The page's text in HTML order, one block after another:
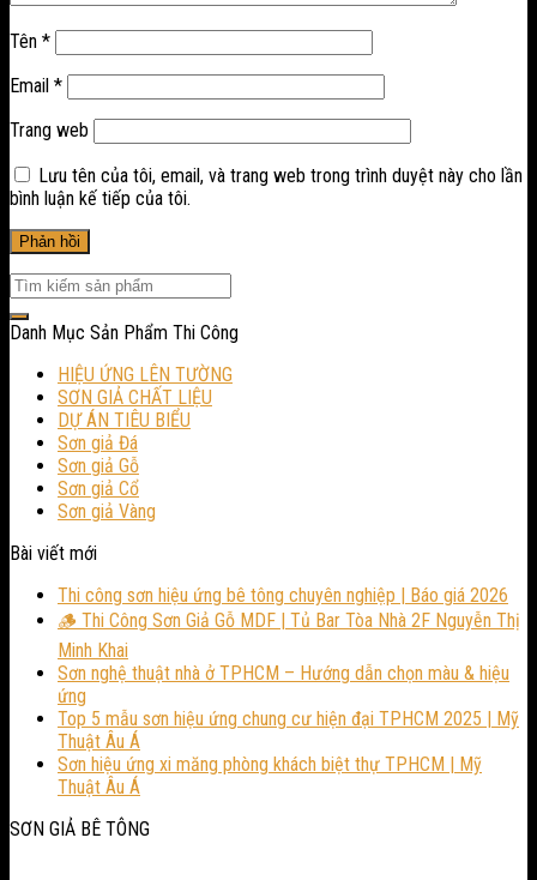
Tên *
Email *
Trang web
Lưu tên của tôi, email, và trang web trong trình duyệt này cho lần
bình luận kế tiếp của tôi.
Danh Mục Sản Phẩm Thi Công
HIỆU ỨNG LÊN TƯỜNG
SƠN GIẢ CHẤT LIỆU
DỰ ÁN TIÊU BIỂU
Sơn giả Đá
Sơn giả Gỗ
Sơn giả Cổ
Sơn giả Vàng
Bài viết mới
Thi công sơn hiệu ứng bê tông chuyên nghiệp | Báo giá 2026
🪵 Thi Công Sơn Giả Gỗ MDF | Tủ Bar Tòa Nhà 2F Nguyễn Thị
Minh Khai
Sơn nghệ thuật nhà ở TPHCM – Hướng dẫn chọn màu & hiệu
ứng
Top 5 mẫu sơn hiệu ứng chung cư hiện đại TPHCM 2025 | Mỹ
Thuật Âu Á
Sơn hiệu ứng xi măng phòng khách biệt thự TPHCM | Mỹ
Thuật Âu Á
SƠN GIẢ BÊ TÔNG